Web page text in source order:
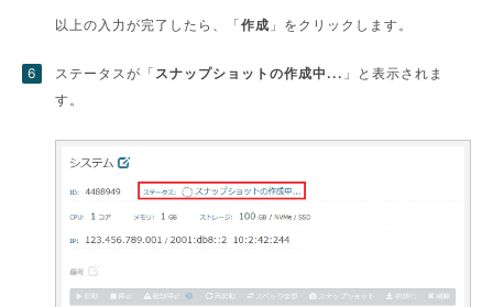
以上の入力が完了したら、「作成 」をクリックします。
ステータスが「 スナップショットの作成中... 」と表示されま
す。